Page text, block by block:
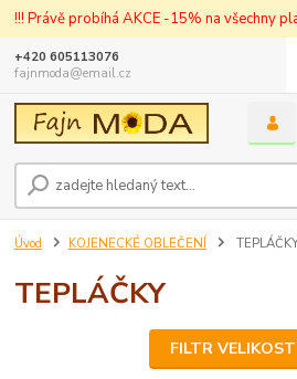
!!! Právě probíhá AKCE -15% na všechny
+420 605113076
fajnmoda@email.cz
Úvod KOJENECKÉ OBLEČENÍ
TEPLÁČKY
FILTR